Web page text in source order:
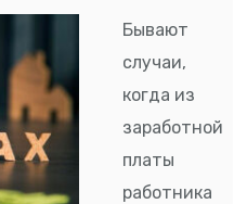
Бывают
случаи,
когда из
заработной
платы
работника